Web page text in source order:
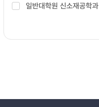
일반대학원 신소재공학과